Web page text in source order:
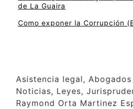
de La Guaira
Como exponer la Corrupción
Asistencia legal,
Noticias, Leyes,
Raymond Orta Martinez